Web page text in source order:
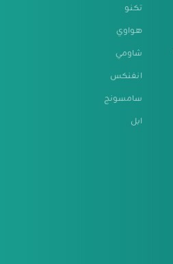
تكنو
هواوي
شاومي
انفنكس
سامسونج
ابل